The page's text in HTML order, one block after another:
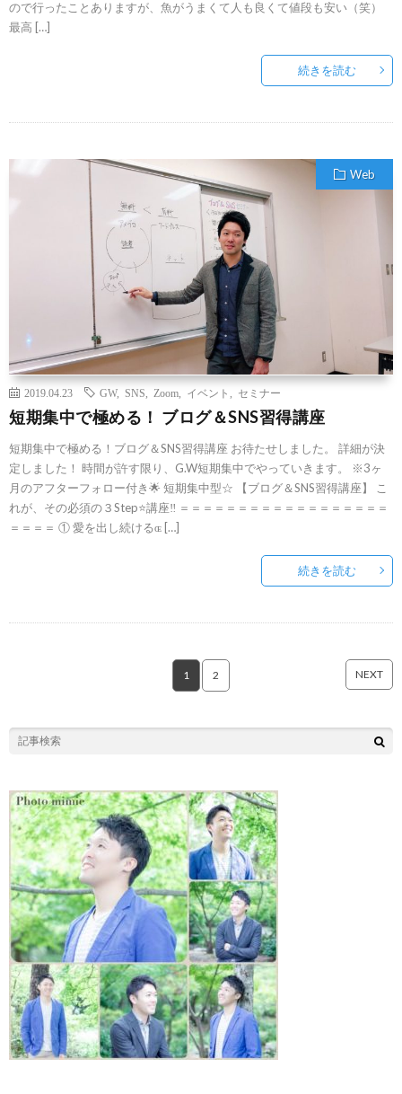
ので行ったことありますが、魚がうまくて人も良くて値段も安い（笑）
最高 […]
続きを読む
Web
2019.04.23 GW, SNS Zoom イベント セミナー
短期集中で極める！ ブログ＆SNS習得講座
短期集中で極める！ブログ＆SNS習得講座 お待たせしました。 詳細が決
定しました！ 時間が許す限り、G.W短期集中でやっていきます。 ※3ヶ
月のアフターフォロー付き🌟 短期集中型☆ 【ブログ＆SNS習得講座】 こ
れが、その必須の３Step⭐️講座‼️ ＝＝＝＝＝＝＝＝＝＝＝＝＝＝＝＝＝＝
＝＝＝＝ ① 愛を出し続けるɶ […]
続きを読む
1 2 NEXT